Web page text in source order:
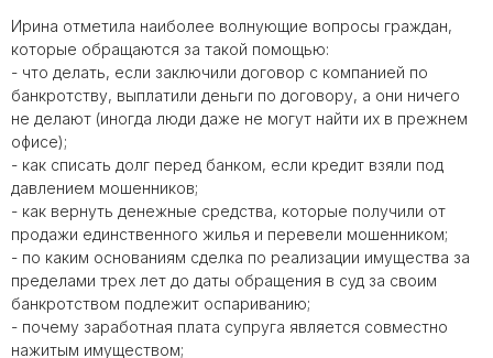
Ирина отметила наиболее волнующие вопросы граждан,
которые обращаются за такой помощью:
- что делать, если заключили договор с компанией по
банкротству, выплатили деньги по договору, а они ничего
не делают (иногда люди даже не могут найти их в прежнем
офисе);
- как списать долг перед банком, если кредит взяли под
давлением мошенников;
- как вернуть денежные средства, которые получили от
продажи единственного жилья и перевели мошенником;
- по каким основаниям сделка по реализации имущества за
пределами трех лет до даты обращения в суд за своим
банкротством подлежит оспариванию;
- почему заработная плата супруга является совместно
нажитым имуществом;